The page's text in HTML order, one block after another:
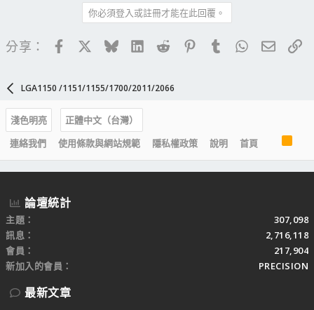
你必須登入或註冊才能在此回覆。
分享： FacebookBlueskyLinkedIn
Reddit PinterestTumblrWhatsApp
電子
LGA1150 /1151/1155/1700/2011/2066
淺色明亮
正體中文（台灣）
連絡我們
使用條款與網站規範 隱私權政策 說明 首頁
S
論壇統計
主題
307,098
訊息
2,716,118
會員
217,904
新加入的會員
PRECISION
最新文章